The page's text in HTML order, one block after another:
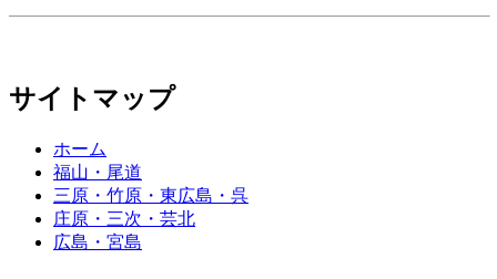
サイトマップ
ホーム
福山・尾道
三原・竹原・東広島・呉
庄原・三次・芸北
広島・宮島